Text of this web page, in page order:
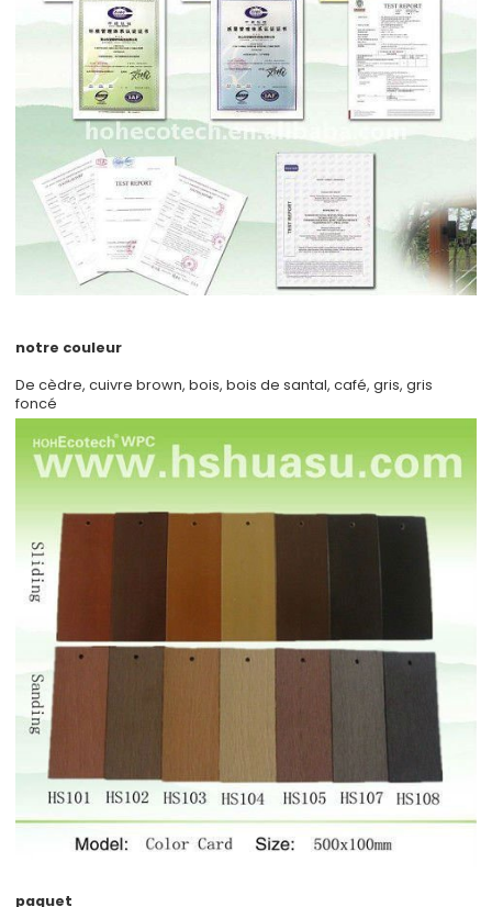
notre couleur
De cèdre, cuivre brown, bois, bois de santal, café, gris, gris
foncé
paquet